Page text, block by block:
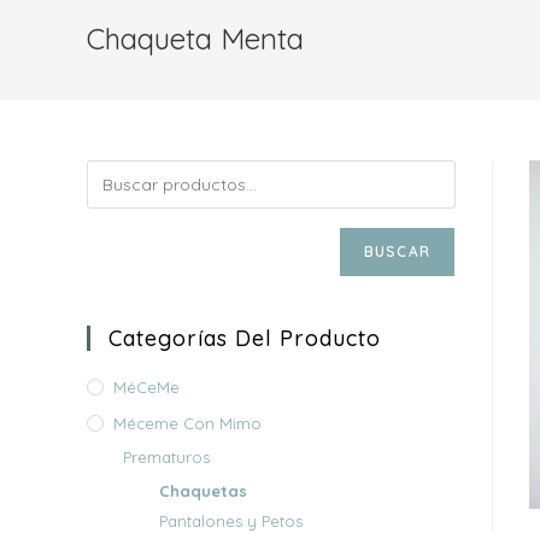
Chaqueta Menta
BUSCAR
Categorías Del Producto
MéCeMe
Méceme Con Mimo
Prematuros
Chaquetas
Pantalones y Petos